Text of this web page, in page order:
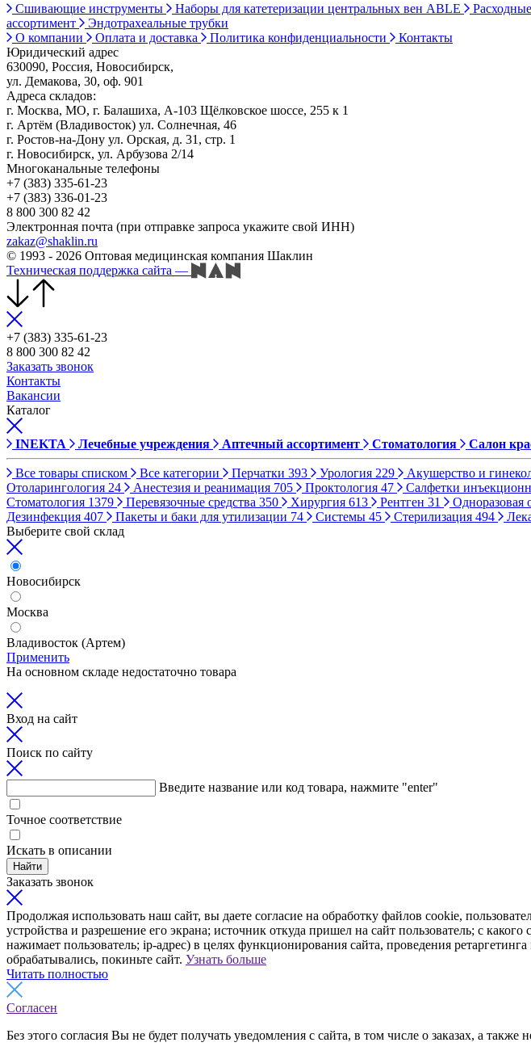
Сшивающие инструменты
Наборы для катетеризации центральных вен ABLE
ассортимент
Эндотрахеальные трубки
О компании
Оплата и доставка Политика конфиденциальности
Контакты
Юридический адрес
630090, Россия, Новосибирск,
ул. Демакова, 30, оф. 901
Адреса складов:
г. Москва, МО, г. Балашиха, А-103 Щёлковское шоссе, 255 к 1
г. Артём (Владивосток) ул. Солнечная, 46
г. Ростов-на-Дону ул. Орская, д. 31, стр. 1
г. Новосибирск, ул. Арбузова 2/14
Многоканальные телефоны
+7 (383) 335-61-23
+7 (383) 336-01-23
8 800 300 82 42
Электронная почта (при отправке запроса укажите свой ИНН)
zakaz@shaklin.ru
© 1993 - 2026 Оптовая медицинская компания Шаклин
Техническая поддержка сайта —
+7 (383) 335-61-23
8 800 300 82 42
Заказать звонок
Контакты
Вакансии
Каталог
INEKTA Лечебные учреждения Аптечный ассортимент Стоматология Салон
Все товары списком Все категории Перчатки 393 Урология 229 Акушерство и
Отоларингология 24 Анестезия и реанимация 705 Проктология 47 Салфетки
Стоматология 1379 Перевязочные средства 350 Хирургия 613 Рентген 31 Одноразовая
Дезинфекция 407 Пакеты и баки для утилизации 74 Системы 45 Стерилизация 494
Выберите свой склад
Новосибирск
Москва
Владивосток (Артем)
Применить
На основном складе недостаточно товара
Вход на сайт
Поиск по сайту
Введите название или код товара, нажмите "enter"
Точное соответствие
Искать в описании
Найти
Заказать звонок
Продолжая использовать наш сайт, вы даете согласие на обработку файлов cookie,
устройства и разрешение его экрана; источник откуда пришел на сайт пользователь; с
нажимает пользователь; ip-адрес) в целях функционирования сайта, проведения
обрабатывались, покиньте сайт. Узнать больше
Читать полностью
Согласен
Без этого согласия Вы не будет получать уведомления с сайта, в том числе о заказах, а также